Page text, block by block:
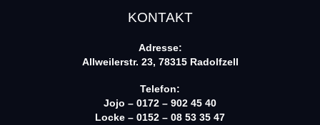
KONTAKT
Adresse:
Allweilerstr. 23, 78315 Radolfzell
Telefon:
Jojo – 0172 – 902 45 40
Locke – 0152 – 08 53 35 47